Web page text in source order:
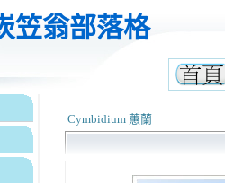
笠翁部落格
Cymbidium 蕙蘭